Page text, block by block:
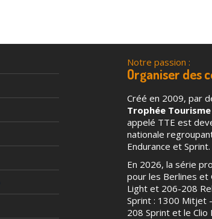
Notre passion :
Organiser des
Créé en 2009, par
Trophée
appelé TTE est
nationale
Endurance et Sprint.
En 2026, la série
pour les Berlines et
Light et 206-208
Sprint : 1300 Mitjet
208 Sprint et le Clio